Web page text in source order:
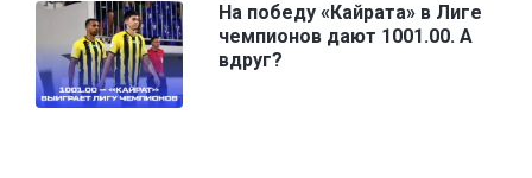
На победу «Кайрата» в Лиге
чемпионов дают 1001.00. А
вдруг?